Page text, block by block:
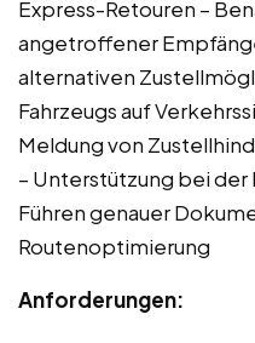
Express-Retouren –
angetroffener
alternativen
Fahrzeugs auf
Meldung von
– Unterstützung bei der
Führen genauer
Routenoptimierung
Anforderungen: